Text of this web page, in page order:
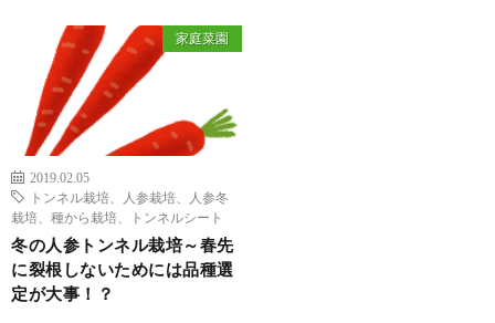
家庭菜園
2019.02.05
トンネル栽培、人参栽培、人参冬
栽培、種から栽培、トンネルシート
冬の人参トンネル栽培～春先
に裂根しないためには品種選
定が大事！？